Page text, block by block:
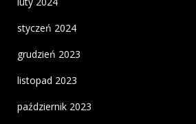
styczeń 2024
grudzień 2023
listopad 2023
październik 2023